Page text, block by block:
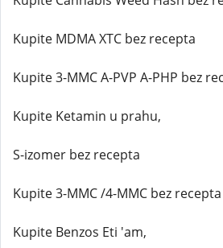
Kupite MDMA XTC bez recepta
Kupite 3-MMC A-PVP A-PHP bez
Kupite Ketamin u prahu,
S-izomer bez recepta
Kupite 3-MMC /4-MMC bez recepta
Kupite Benzos Eti 'am,